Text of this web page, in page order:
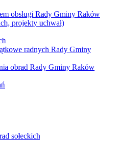
obsługi Rady Gminy Raków
projekty uchwał)
radnych Rady Gminy
obrad Rady Gminy Raków
sołeckich